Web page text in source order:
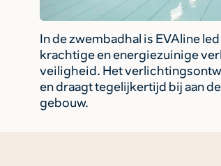
In de zwembadhal is EVAline
krachtige en energiezuinige
veiligheid. Het
en draagt tegelijkertijd bij aan
gebouw.